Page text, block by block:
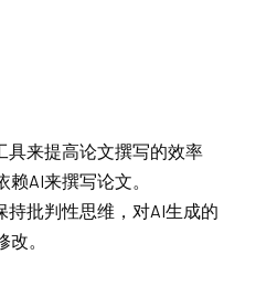
具来提高论文撰写的效率
AI来撰写论文。
持批判性思维，对AI生成的
。